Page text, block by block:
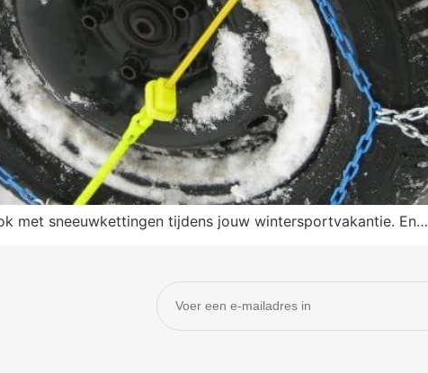
met sneeuwkettingen tijdens jouw wintersportvakantie. En…